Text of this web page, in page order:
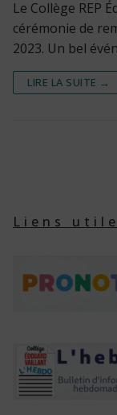
Le Collège REP
cérémonie de
2023. Un bel
LIRE LA SUITE →
Liens